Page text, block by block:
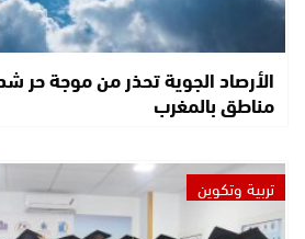
الأرصاد الجوية تحذر من موجة حر
مناطق بالمغرب
تربية وتكوين